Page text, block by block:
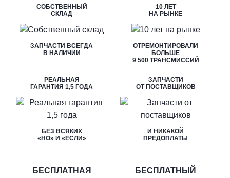
СОБСТВЕННЫЙ
СКЛАД
ЗАПЧАСТИ ВСЕГДА
В НАЛИЧИИ
10 ЛЕТ
НА РЫНКЕ
ОТРЕМОНТИРОВАЛИ
БОЛЬШЕ
9 500 ТРАНСМИССИЙ
РЕАЛЬНАЯ
ГАРАНТИЯ 1,5 ГОДА
БЕЗ ВСЯКИХ
«НО» И «ЕСЛИ»
ЗАПЧАСТИ
ОТ ПОСТАВЩИКОВ
И НИКАКОЙ
ПРЕДОПЛАТЫ
БЕСПЛАТНАЯ
БЕСПЛАТНЫЙ